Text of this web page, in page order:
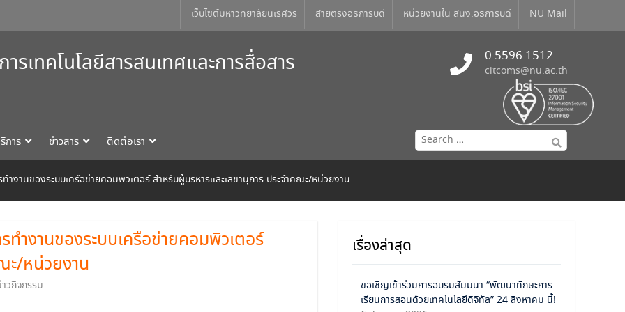
เว็บไซต์มหาวิทยาลัยนเรศวร สายตรงอธิการบดี หน่วยงานใน สนง.อธิการบดี NU Mail
รเทคโนโลยีสารสนเทศและการสื่อสาร 0 5596 1512
citcoms@nu.ac.th
การ ข่าวสาร ติดต่อเรา
ำงานของระบบเครือข่ายคอมพิวเตอร์ สำหรับผู้บริหารและเลขานุการ ประจำคณะ/หน่วยงาน
ำงานของระบบเครือข่ายคอมพิวเตอร์
ะ/หน่วยงาน
วกิจกรรม
เรื่องล่าสุด
ขอเชิญเข้าร่วมการอบรมสัมมนา “พัฒนาทักษะการ
เรียนการสอนด้วยเทคโนโลยีดิจิทัล” 24 สิงหาคม นี้!